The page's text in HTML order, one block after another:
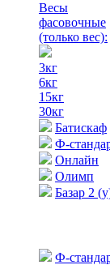
Весы
фасовочные
(только вес):
3кг
6кг
15кг
30кг
Батискаф
Ф-
Онлайн
Олимп
Базар 2
Ф-